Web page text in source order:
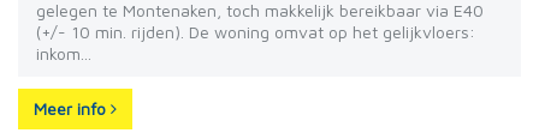
gelegen te Montenaken, toch makkelijk bereikbaar via E40
(+/- 10 min. rijden). De woning omvat op het gelijkvloers:
inkom...
Meer info